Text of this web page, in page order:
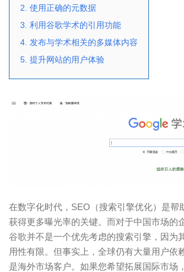
2. 使用正确的元数据
3. 利用谷歌学术的引用功能
4. 发布与学术相关的多媒体内容
5. 提升网站的用户体验
在数字化时代，SEO（搜索引擎优化）是帮
获得更多曝光率的关键。而对于中国市场的
谷歌并不是一个优先考虑的搜索引擎，因为
用性有限。但事实上，全球仍有大量用户依
是海外市场客户。如果您希望拓展国际市场，